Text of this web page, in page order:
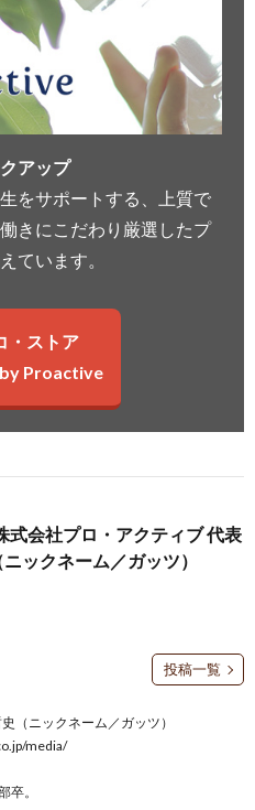
アップ
をサポートする、上質で
きにこだわり厳選したプ
ています。
・ストア
Proactive
会社プロ・アクティブ 代表
ックネーム／ガッツ）
投稿一覧
（ニックネーム／ガッツ）
media/
卒。